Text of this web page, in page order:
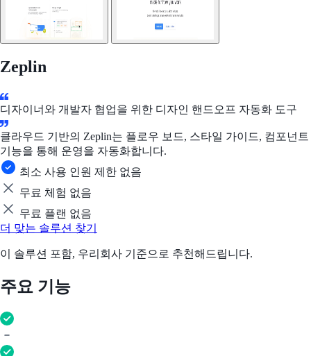
Zeplin
디자이너와 개발자 협업을 위한 디자인 핸드오프 자동화 도구
클라우드 기반의 Zeplin는 플로우 보드, 스타일 가이드, 컴포넌트
기능을 통해 운영을 자동화합니다.
최소 사용 인원 제한 없음
무료 체험 없음
무료 플랜 없음
더 맞는 솔루션 찾기
이 솔루션 포함, 우리회사 기준으로 추천해드립니다.
주요 기능